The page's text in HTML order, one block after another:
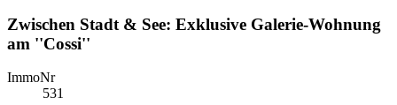
Zwischen Stadt & See: Exklusive Galerie-Wohnung
am ''Cossi''
ImmoNr
531